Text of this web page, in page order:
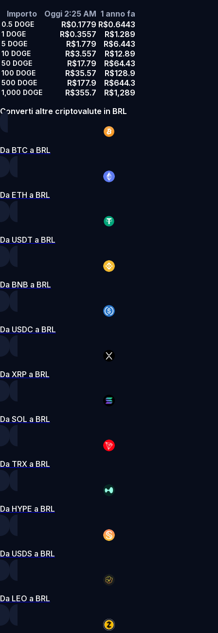
Importo
Oggi 2:25 AM 1 anno fa
0.5 DOGE R$0.1779 R$0.6443
1 DOGE R$0.3557 R$1.289
5 DOGE R$1.779 R$6.443
10 DOGE R$3.557 R$12.89
50 DOGE R$17.79 R$64.43
100 DOGE R$35.57 R$128.9
500 DOGE R$177.9 R$644.3
1,000 DOGE R$355.7
R$1,289
Converti altre criptovalute in BRL
Da BTC a BRL
Da ETH a BRL
Da USDT a BRL
Da BNB a BRL
Da USDC a BRL
Da XRP a BRL
Da SOL a BRL
Da TRX a BRL
Da HYPE a BRL
Da USDS a BRL
Da LEO a BRL